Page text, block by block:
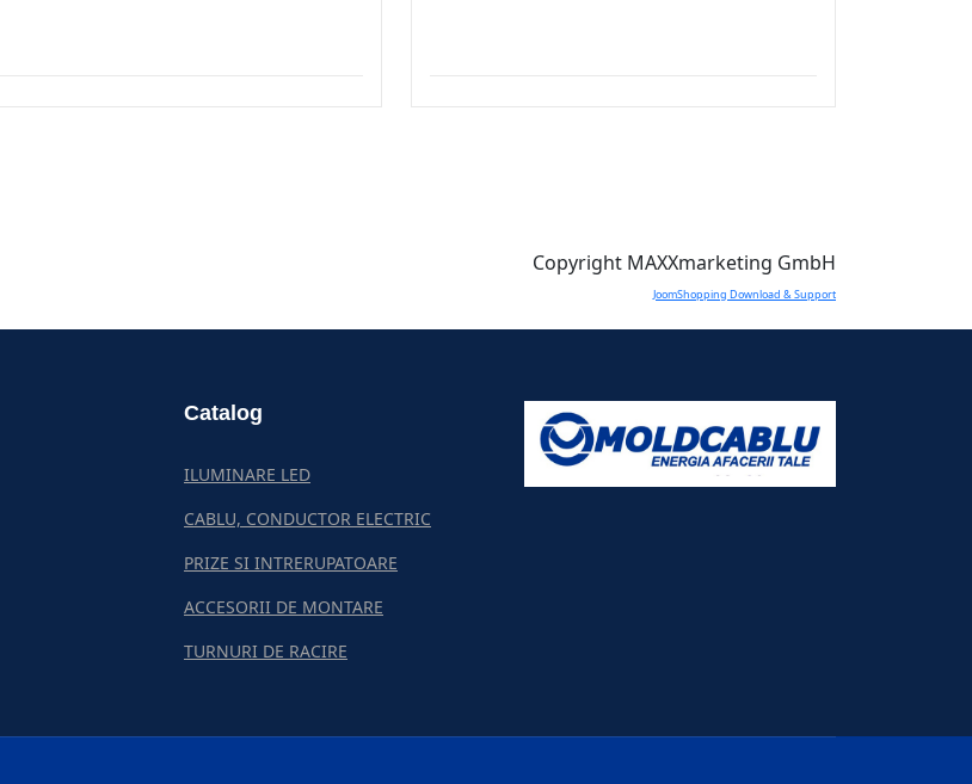
Copyright MAXXmarketing GmbH
JoomShopping Download & Support
Catalog
ILUMINARE LED
CABLU, CONDUCTOR ELECTRIC
PRIZE SI INTRERUPATOARE
ACCESORII DE MONTARE
TURNURI DE RACIRE